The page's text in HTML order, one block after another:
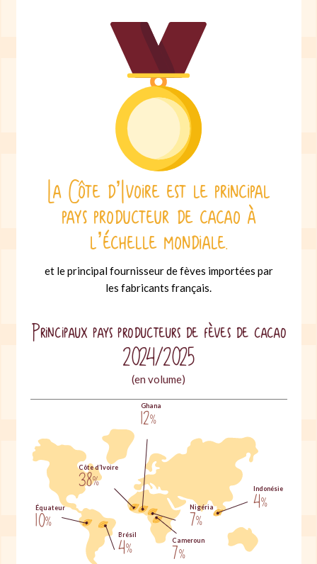
La Côte d’Ivoire est le principal
pays producteur de cacao à
l’échelle mondiale.
et le principal fournisseur de fèves importées par
les fabricants français.
Principaux pays producteurs de fèves de cacao
2024/2025
(en volume)
Côte d’Ivoire
38%
Ghana
12%
Nigéria
7%
Équateur
10%
Brésil
4%
Cameroun
7%
Indonésie
4%